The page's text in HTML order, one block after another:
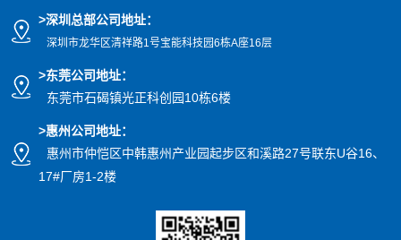
>深圳总部公司地址：
深圳市龙华区清祥路1号宝能科技园6栋A座16层
>东莞公司地址：
东莞市石碣镇光正科创园10栋6楼
>惠州公司地址：
惠州市仲恺区中韩惠州产业园起步区和溪路27号联东U谷16、
17#厂房1-2楼